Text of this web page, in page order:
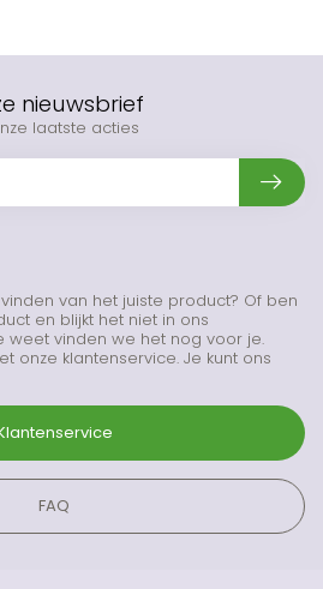
van het juiste product? Of ben
en blijkt het niet in ons
weet vinden we het nog voor je.
onze klantenservice. Je kunt ons
FAQ
nieuwsbrief
laatste acties